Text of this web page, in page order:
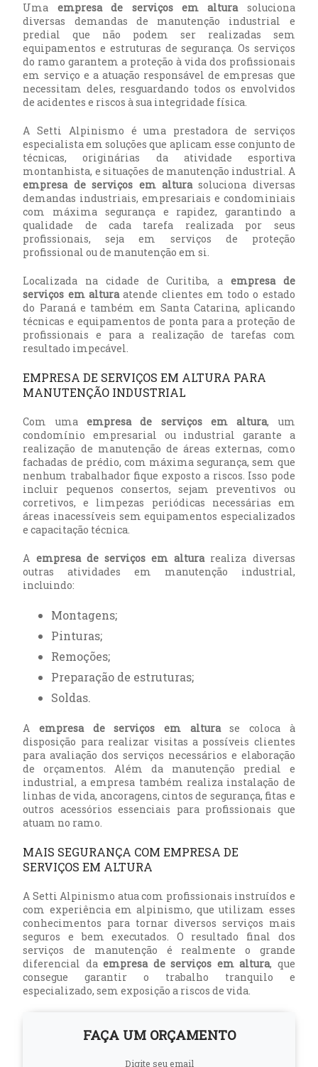
Uma empresa de serviços em alturasoluciona
diversas demandas de manutenção industrial e
predial que não podem ser realizadas sem
equipamentos e estruturas de segurança. Os serviços
do ramo garantem a proteção à vida dos profissionais
em serviço e a atuação responsável de empresas que
necessitam deles, resguardando todos os envolvidos
de acidentes e riscos à sua integridade física.
A Setti Alpinismo é uma prestadora de serviços
especialista em soluções que aplicam esse conjunto de
técnicas, originárias da atividade esportiva
montanhista, e situações de manutenção industrial. A
empresa de serviços em alturasoluciona diversas
demandas industriais, empresariais e condominiais
com máxima segurança e rapidez, garantindo a
qualidade de cada tarefa realizada por seus
profissionais, seja em serviços de proteção
profissional ou de manutenção em si.
Localizada na cidade de Curitiba, a empresa de
serviços em alturaatende clientes em todo o estado
do Paraná e também em Santa Catarina, aplicando
técnicas e equipamentos de ponta para a proteção de
profissionais e para a realização de tarefas com
resultado impecável.
EMPRESA DE SERVIÇOS EM ALTURA PARA
MANUTENÇÃO INDUSTRIAL
Com umaempresa de serviços em altura, um
condomínio empresarial ou industrial garante a
realização de manutenção de áreas externas, como
fachadas de prédio, com máxima segurança, sem que
nenhum trabalhador fique exposto a riscos. Isso pode
incluir pequenos consertos, sejam preventivos ou
corretivos, e limpezas periódicas necessárias em
áreas inacessíveis sem equipamentos especializados
e capacitação técnica.
A empresa de serviços em alturarealiza diversas
outras atividades em manutenção industrial,
incluindo:
montagens;
pinturas;
remoções;
preparação de estruturas;
soldas.
Aempresa de serviços em alturase coloca à
disposição para realizar visitas a possíveis clientes
para avaliação dos serviços necessários e elaboração
de orçamentos. Além da manutenção predial e
industrial, a empresa também realiza instalação de
linhas de vida, ancoragens, cintos de segurança, fitas e
outros acessórios essenciais para profissionais que
atuam no ramo.
MAIS SEGURANÇA COM EMPRESA DE
SERVIÇOS EM ALTURA
A Setti Alpinismo atua com profissionais instruídos e
com experiência em alpinismo, que utilizam esses
conhecimentos para tornar diversos serviços mais
seguros e bem executados. O resultado final dos
serviços de manutenção é realmente o grande
diferencial daempresa de serviços em altura, que
consegue garantir o trabalho tranquilo e
especializado, sem exposição a riscos de vida.
FAÇA UM ORÇAMENTO
Digite seu email